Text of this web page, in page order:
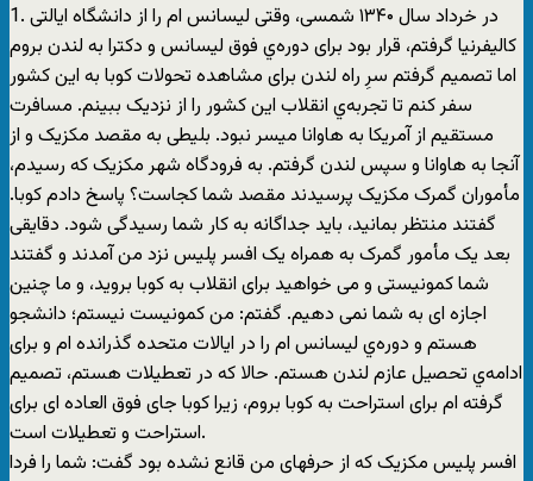
1. در خرداد سال ۱۳۴۰ شمسی، وقتی لیسانس ام را از دانشگاه ایالتی
کالیفرنیا گرفتم، قرار بود برای دوره‌ي فوق لیسانس و دکترا به لندن بروم
اما تصمیم گرفتم سرِ راه لندن برای مشاهده تحولات کوبا به این کشور
سفر کنم تا تجربه‌ي انقلاب این کشور را از نزدیک ببینم. مسافرت
مستقیم از آمریکا به هاوانا میسر نبود. بلیطی به مقصد مکزیک و از
آنجا به هاوانا و سپس لندن گرفتم. به فرودگاه شهر مکزیک که رسیدم،
مأموران گمرک مکزیک پرسیدند مقصد شما کجاست؟ پاسخ دادم کوبا.
گفتند منتظر بمانید، باید جداگانه به کار شما رسیدگی شود. دقایقی
بعد یک مأمور گمرک به همراه یک افسر پلیس نزد من آمدند و گفتند
شما کمونیستی و می خواهید برای انقلاب به کوبا بروید، و ما چنین
اجازه ای به شما نمی دهیم. گفتم: من کمونیست نیستم؛ دانشجو
هستم و دوره‌ي لیسانس ام را در ایالات متحده گذرانده ام و برای
ادامه‌ي تحصیل عازم لندن هستم. حالا که در تعطیلات هستم، تصمیم
گرفته ام برای استراحت به کوبا بروم، زیرا کوبا جای فوق العاده ای برای
استراحت و تعطیلات است.
افسر پلیس مکزیک که از حرفهای من قانع نشده بود گفت: شما را فردا